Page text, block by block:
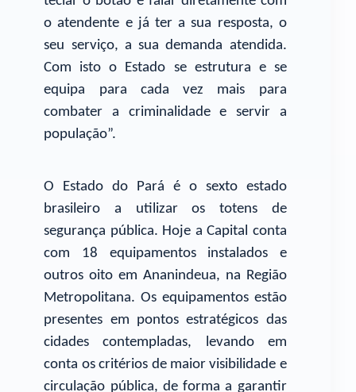
o atendente e já ter a sua resposta, o
seu serviço, a sua demanda atendida.
Com isto o Estado se estrutura e se
equipa para cada vez mais para
combater a criminalidade e servir a
população”.
O Estado do Pará é o sexto estado
brasileiro a utilizar os totens de
segurança pública. Hoje a Capital conta
com 18 equipamentos instalados e
outros oito em Ananindeua, na Região
Metropolitana. Os equipamentos estão
presentes em pontos estratégicos das
cidades contempladas, levando em
conta os critérios de maior visibilidade e
circulação pública, de forma a garantir